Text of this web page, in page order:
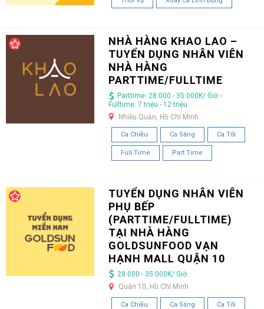
NHÀ HÀNG KHAO LAO –
TUYỂN DỤNG NHÂN VIÊN
NHÀ HÀNG
PARTTIME/FULLTIME
Parttime: 28.000 - 35.000K/ Giờ -
Fulltime: 7 triệu - 12 triệu
Nhiều Quận, Hồ Chí Minh
Ca Chiều Ca Sáng Ca Tối
Full Time Part Time
TUYỂN DỤNG NHÂN VIÊN
PHỤ BẾP
(PARTTIME/FULLTIME)
TẠI NHÀ HÀNG
GOLDSUNFOOD VẠN
HẠNH MALL QUẬN 10
28.000 - 35.000K/ Giờ
Quận 10, Hồ Chí Minh
Ca Chiều Ca Sáng Ca Tối